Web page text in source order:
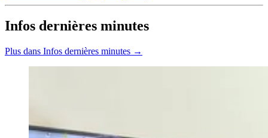
Infos dernières minutes
Plus dans Infos dernières minutes →